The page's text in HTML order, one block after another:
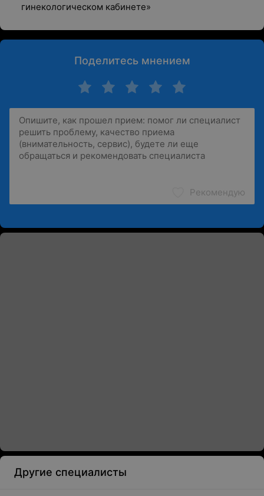
гинекологическом кабинете»
Поделитесь мнением
Рекомендую
Другие специалисты